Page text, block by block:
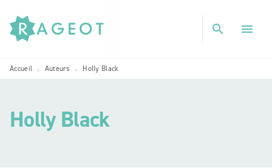
MENU RECHERCHE
PIED DE PAGE
search menu
Accueil • Auteurs • Holly Black
Holly Black